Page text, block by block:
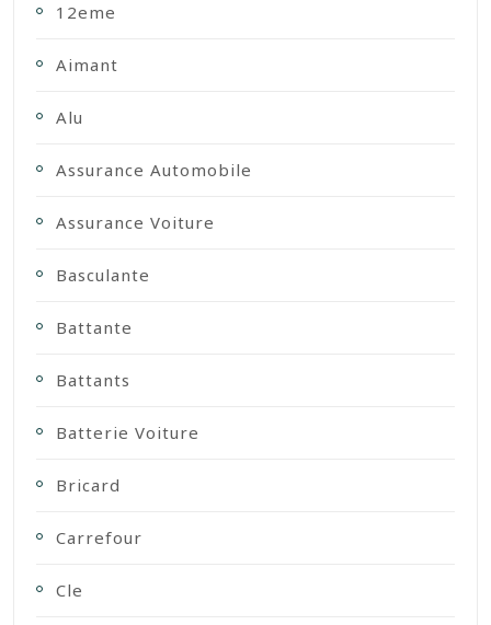
12eme
Aimant
Alu
Assurance Automobile
Assurance Voiture
Basculante
Battante
Battants
Batterie Voiture
Bricard
Carrefour
Cle